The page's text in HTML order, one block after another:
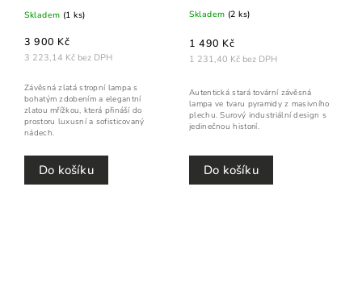
Skladem (1 ks)
3 223,14 Kč bez DPH
3 900 Kč
Do košíku
Závěsná zlatá stropní lampa s
bohatým zdobením a elegantní
zlatou mřížkou, která přináší do
prostoru luxusní a sofisticovaný
nádech.
Skladem (2 ks)
1 231,40 Kč bez DPH
1 490 Kč
Do košíku
Autentická stará tovární závěsná
lampa ve tvaru pyramidy z masivního
plechu. Surový industriální design s
jedinečnou historií.